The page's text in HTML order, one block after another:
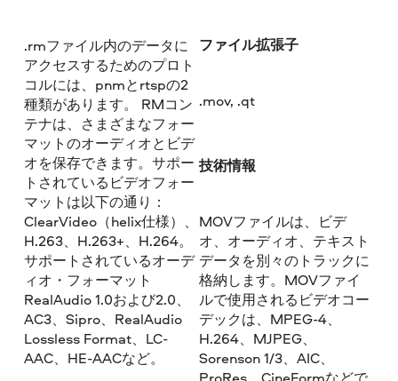
.rmファイル内のデータに
アクセスするためのプロト
コルには、pnmとrtspの2
種類があります。 RMコン
テナは、さまざまなフォー
マットのオーディオとビデ
オを保存できます。サポー
トされているビデオフォー
マットは以下の通り：
ClearVideo（helix仕様）、
H.263、H.263+、H.264。
サポートされているオーデ
ィオ・フォーマット
RealAudio 1.0および2.0、
AC3、Sipro、RealAudio
Lossless Format、LC-
AAC、HE-AACなど。
ファイル拡張子
.mov, .qt
技術情報
MOVファイルは、ビデ
オ、オーディオ、テキスト
データを別々のトラックに
格納します。MOVファイ
ルで使用されるビデオコー
デックは、MPEG-4、
H.264、MJPEG、
Sorenson 1/3、AIC、
ProRes、CineFormなどで